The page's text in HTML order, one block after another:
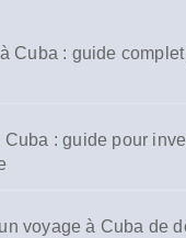
Cuba : guide
: guide pour
voyage à Cuba de